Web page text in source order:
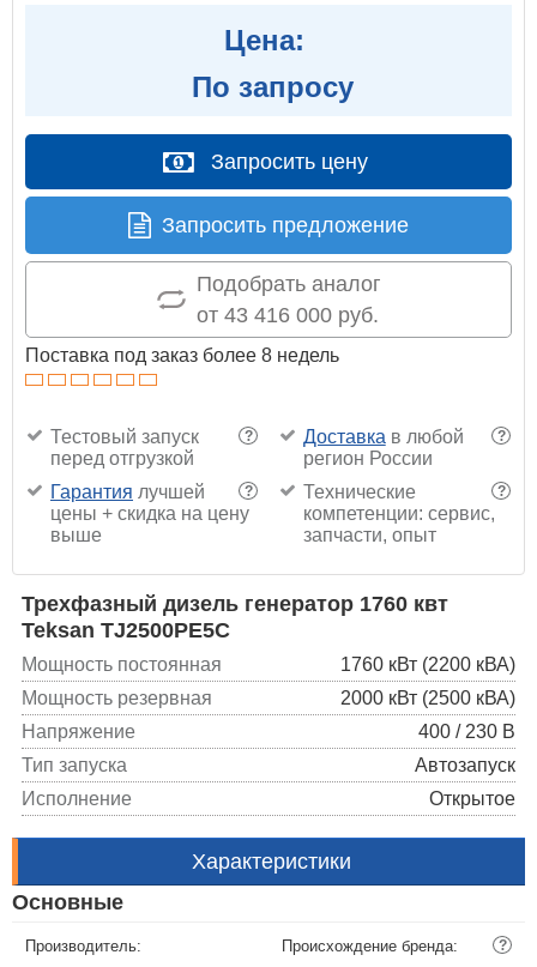
Цена:
По запросу
Запросить цену
Запросить предложение
Подобрать аналог
от 43 416 000 руб.
Поставка под заказ более 8 недель
?
Тестовый запуск
перед отгрузкой
?
Доставка в любой
регион России
?
Гарантия лучшей
цены + скидка на цену
выше
?
Технические
компетенции: сервис,
запчасти, опыт
Трехфазный дизель генератор 1760 квт
Teksan TJ2500PE5C
Мощность постоянная
1760 кВт (2200 кВА)
Мощность резервная
2000 кВт (2500 кВА)
Напряжение
400 / 230 В
Тип запуска
Автозапуск
Исполнение
Открытое
Характеристики
Основные
Производитель: Происхождение бренда: ?